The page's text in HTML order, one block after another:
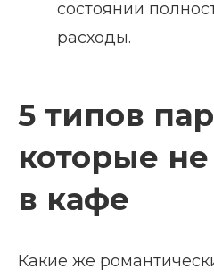
состоянии
расходы.
5 типов
которые не
в кафе
Какие же